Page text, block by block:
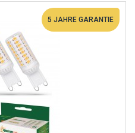
5 JAHRE GARANTIE